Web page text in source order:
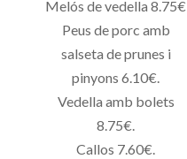
Melós de vedella 8.75€
Peus de porc amb
salseta de prunes i
pinyons 6.10€.
Vedella amb bolets
8.75€.
Callos 7.60€.